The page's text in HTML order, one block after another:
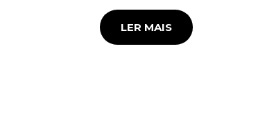
LER MAIS